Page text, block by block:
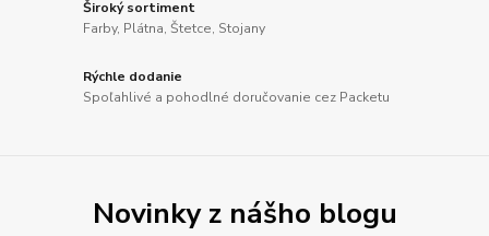
Široký sortiment
Farby, Plátna, Štetce, Stojany
Rýchle dodanie
Spoľahlivé a pohodlné doručovanie cez Packetu
Novinky z nášho blogu